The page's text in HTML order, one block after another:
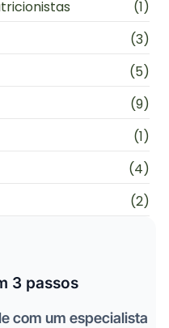
(1)
(3)
(5)
(9)
(1)
(4)
(2)
3 passos
com um especialista